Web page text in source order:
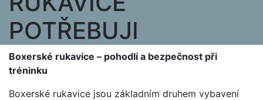
POTŘEBUJI
Boxerské rukavice – pohodlí a bezpečnost při
tréninku
Boxerské rukavice jsou základním druhem vybavení